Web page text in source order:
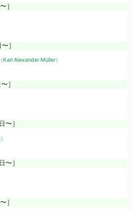
］
］
（Karl Alexander Müller）
］
］
〜］
］